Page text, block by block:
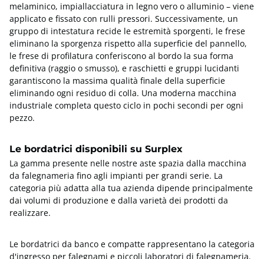
Macchine bordatrici Fascettatrici varie
Bordatrici
semiautomatiche
melaminico, impiallacciatura in legno vero o alluminio – viene
applicato e fissato con rulli pressori. Successivamente, un
gruppo di intestatura recide le estremità sporgenti, le frese
eliminano la sporgenza rispetto alla superficie del pannello,
le frese di profilatura conferiscono al bordo la sua forma
definitiva (raggio o smusso), e raschietti e gruppi lucidanti
garantiscono la massima qualità finale della superficie
eliminando ogni residuo di colla. Una moderna macchina
industriale completa questo ciclo in pochi secondi per ogni
pezzo.
Le bordatrici disponibili su Surplex
La gamma presente nelle nostre aste spazia dalla macchina
da falegnameria fino agli impianti per grandi serie. La
categoria più adatta alla tua azienda dipende principalmente
dai volumi di produzione e dalla varietà dei prodotti da
realizzare.
Le bordatrici da banco e compatte rappresentano la categoria
d'ingresso per falegnami e piccoli laboratori di falegnameria.